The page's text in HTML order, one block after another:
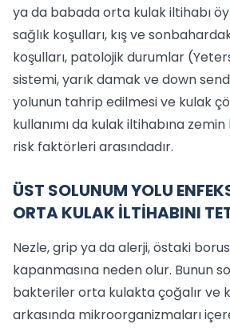
ya da babada orta kulak iltihabı
sağlık koşulları, kış ve
koşulları, patolojik durumlar
sistemi, yarık damak ve down
yolunun tahrip edilmesi ve kulak
kullanımı da kulak iltihabına
risk faktörleri arasındadır.
ÜST SOLUNUM YOLU
ORTA KULAK İLTİHABINI
Nezle, grip ya da alerji, östaki
kapanmasına neden olur. Bunun
bakteriler orta kulakta çoğalır ve
arkasında mikroorganizmaları